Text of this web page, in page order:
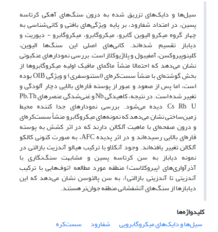
سیل‌ها و دایک‌های تزریق شده به درون سنگ‌های آهکی کرتاسه
پسین، در امتداد شفارود، بر پایه ویژگی‌های بافتی و کانی‌شناسی به
چهار گروه میکرو الیوین گابرو، میکروگابرو، میکروگابرو - دیوریت و
دیاباز تقسیم شده‌اند. کانی‌های اصلی این سنگ‌ها الیوین،
کلینوپیروکسن، آمفیبول و پلاژیوکلاز است. بررسی نمودارهای عنکبوتی
نشان می‌دهد که احتمالا منشأ ماگمای مافیک اولیه میکروگابروها از
بخش گوشته‌ای با منشأ سست‌کره‌ای (استنوسفری) و ویژگی OIB بوده
است، اما پس از صعود و عبور از پوسته قاره‌ای بالایی دچار آلودگی و
تغییر شده است. در نتیجه، کاهیدگی Nb و غنی‌شدگی عنصرهای Pb،Th
,Cs ,Rb, U دیده می‌شود. بررسی نمودارهای جدا کننده محیط
زمین‌ساختی نشان می‌دهد که نمونه‌های میکروگابرو منشأ سست‌کره‌ای
و درون صفحه‌ای با ماهیت آلکالن دارند که در اثر کشش به پوسته
قاره‌ای بالایی رسیده‌اند و در اثر پدیده AFC، به صورت کنونی کالکو
آلکالن تغییر یافته‌اند. وجود آنکلاو با ترکیب هیالو آندزیت بازالتی در
نمونه دیاباز به سن کرتاسه پسین و مشابهت سنگ‌نگاری با
آذرآواری‌های (پیروکلاست) منطقه مورد مطالعه (توف‌هایی با ترکیب
آندزیتی تا آندزیتی بازالتی)، به سن پالئوسن نشان می‌دهد که این
دیابازها از سنگ‌های آتشفشانی منطقه جوان‌تر هستند.
کلیدواژه‌ها
سیل‌ها و دایک‌های میکروگابرویی
شفارود
سست‌کره